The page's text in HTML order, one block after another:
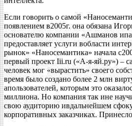
Если говорить о самой
появлением в2005г. она обязана
основателю компании «Ашманов
предоставляет услуги вобласти
рынок» «Наносемантика» начала
первый проект Iii.ru («А-я-яй.ру») –
человек мог «вырастить» своего
время было создано более 2 млн
апользователей, которым это
миллиона. Но компания так ине
свою аудиторию ивдальнейшем
корпоративных заказчиках.